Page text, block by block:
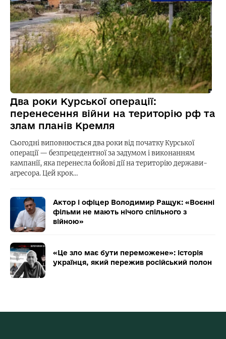
Два роки Курської операції:
перенесення війни на територію рф та
злам планів Кремля
Сьогодні виповнюється два роки від початку Курської
операції — безпрецедентної за задумом і виконанням
кампанії, яка перенесла бойові дії на територію держави-
агресора. Цей крок…
Актор і офіцер Володимир Ращук: «Воєнні
фільми не мають нічого спільного з
війною»
«Це зло має бути переможене»: історія
українця, який пережив російський полон